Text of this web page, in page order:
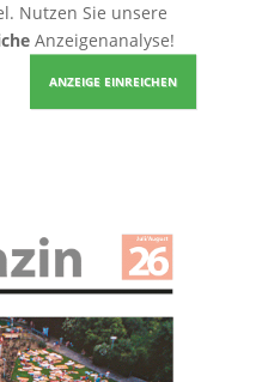
Nutzen Sie unsere
Anzeigenanalyse!
ANZEIGE EINREICHEN